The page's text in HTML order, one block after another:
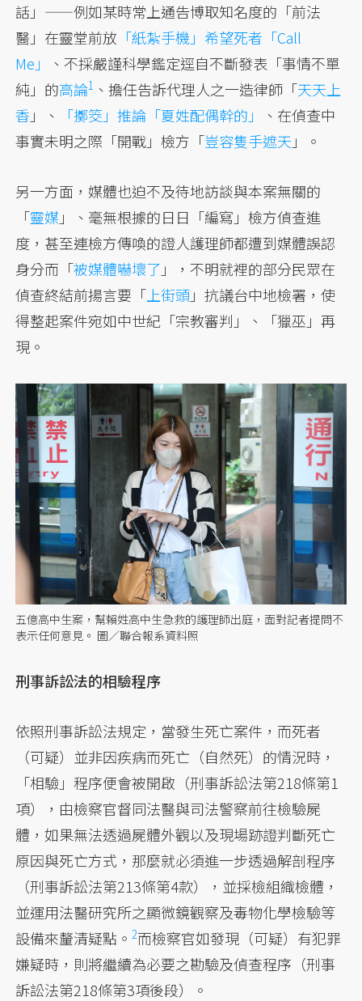
話」——例如某時常上通告博取知名度的「前法
醫」在靈堂前放 「紙紮手機」希望死者「Call
Me」
、不採嚴謹科學鑑定逕自不斷發表「事情不單
純」的高論1 、擔任告訴代理人之一造律師「天天上
香 」、 「擲筊」推論「夏姓配偶幹的」
、在偵查中
事實未明之際「開戰」檢方「豈容隻手遮天 」。
另一方面，媒體也迫不及待地訪談與本案無關的
「靈媒 」、毫無根據的日日「編寫」檢方偵查進
度，甚至連檢方傳喚的證人護理師都遭到媒體誤認
身分而「被媒體嚇壞了 」，不明就裡的部分民眾在
偵查終結前揚言要「 上街頭」抗議台中地檢署，使
得整起案件宛如中世紀「宗教審判」、「獵巫」再
現。
五億高中生案，幫賴姓高中生急救的護理師出庭，面對記者提問不
表示任何意見。 圖／聯合報系資料照
刑事訴訟法的相驗程序
依照刑事訴訟法規定，當發生死亡案件，而死者
（可疑）並非因疾病而死亡（自然死）的情況時，
「相驗」程序便會被開啟（刑事訴訟法第218條第1
項），由檢察官督同法醫與司法警察前往檢驗屍
體，如果無法透過屍體外觀以及現場跡證判斷死亡
原因與死亡方式，那麼就必須進一步透過解剖程序
（刑事訴訟法第213條第4款），並採檢組織檢體，
並運用法醫研究所之顯微鏡觀察及毒物化學檢驗等
設備來釐清疑點。2而檢察官如發現（可疑）有犯罪
嫌疑時，則將繼續為必要之勘驗及偵查程序（刑事
訴訟法第218條第3項後段）。